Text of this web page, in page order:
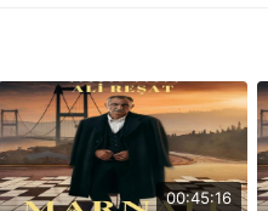
00:45:16